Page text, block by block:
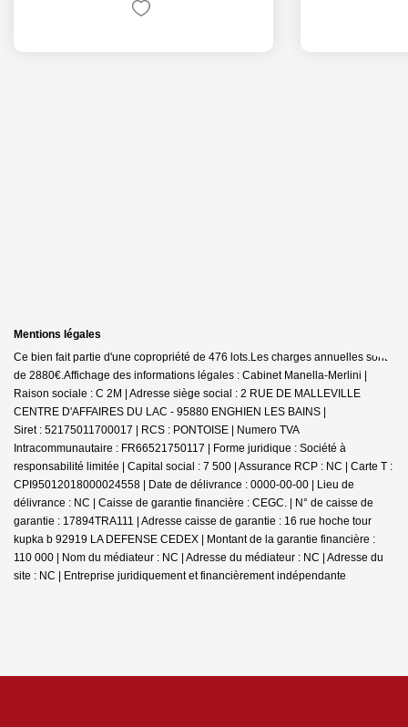
Mentions légales
Ce bien fait partie d'une copropriété de 476 lots.Les charges annuelles sont
de 2880€.Affichage des informations légales : Cabinet Manella-Merlini |
Raison sociale : C 2M | Adresse siège social : 2 RUE DE MALLEVILLE
CENTRE D'AFFAIRES DU LAC - 95880 ENGHIEN LES BAINS |
Siret : 52175011700017 | RCS : PONTOISE | Numero TVA
Intracommunautaire : FR66521750117 | Forme juridique : Société à
responsabilité limitée | Capital social : 7 500 | Assurance RCP : NC | Carte T :
CPI95012018000024558 | Date de délivrance : 0000-00-00 | Lieu de
délivrance : NC | Caisse de garantie financière : CEGC. | N° de caisse de
garantie : 17894TRA111 | Adresse caisse de garantie : 16 rue hoche tour
kupka b 92919 LA DEFENSE CEDEX | Montant de la garantie financière :
110 000 | Nom du médiateur : NC | Adresse du médiateur : NC | Adresse du
site : NC | Entreprise juridiquement et financièrement indépendante